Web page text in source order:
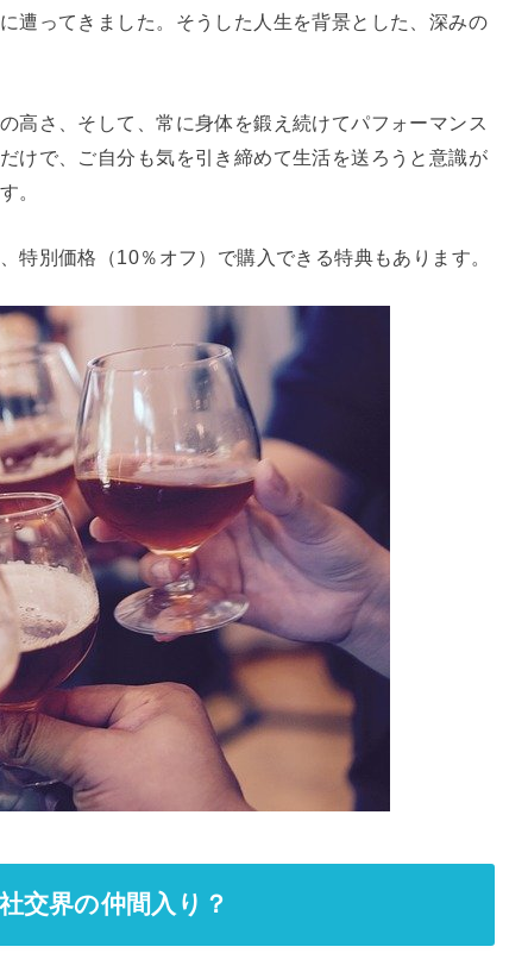
遭ってきました。そうした人生を背景とした、深みの
高さ、そして、常に身体を鍛え続けてパフォーマンス
けで、ご自分も気を引き締めて生活を送ろうと意識が
。
特別価格（10％オフ）で購入できる特典もあります。
交界の仲間入り？